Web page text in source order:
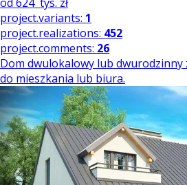
od 624 tys. zł
project.variants: 1
project.realizations: 452
project.comments: 26
Dom dwulokalowy lub dwurodzinny
do mieszkania lub biura.